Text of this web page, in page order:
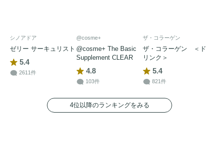
シノアドア
ゼリー サーキュリスト
5.4
2611件
@cosme+
@cosme+ The Basic
Supplement CLEAR
4.8
103件
ザ・コラーゲン
ザ・コラーゲン ＜ド
リンク＞
5.4
821件
4位以降のランキングをみる